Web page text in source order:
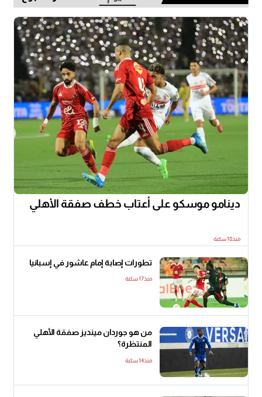
دينامو موسكو على أعتاب خطف صفقة الأهلي
منذ18 ساعة
تطورات إصابة إمام عاشور في إسبانيا
منذ17 ساعة
من هو جوردان مينديز صفقة الأهلي
المنتظرة؟
منذ14 ساعة